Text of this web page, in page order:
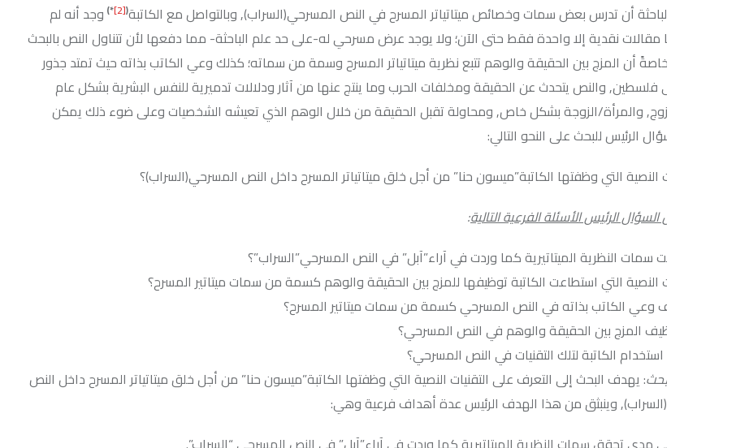
الباحثة أن تدرس بعض سمات وخصائص ميتاتياتر المسرح في النص المسرحي(السراب), وبالتواصل مع الكاتبة(
[2]
*
)وجد أنه لم
مقالات نقدية إلا واحدة فقط حتى الآن؛ ولا يوجد عرض مسرحي له-على حد علم الباحثة- مما دفعها لأن تتناول النص بالبحث
أن المزج بين الحقيقة والوهم تتبع نظرية ميتاتياتر المسرح وسمة من سماته؛ كذلك وعي الكاتب بذاته حيث تمتد جذور
فلسطين, والنص يتحدث عن الحقيقة ومخلفات الحرب وما ينتج عنها من آثار ودلالات تدميرية للنفس البشرية بشكل عام
والمرأة/الزوجة بشكل خاص, ومحاولة تقبل الحقيقة من خلال الوهم الذي تعيشه الشخصيات وعلى ضوء ذلك يمكن
الرئيس للبحث على النحو التالي:
النصية التي وظفتها الكاتبة”ميسون حنا” من أجل خلق ميتاتياتر المسرح داخل النص المسرحي(السراب)؟
الرئيس الأسئلة الفرعية التالية:
النظرية الميتاتيرية كما وردت في آراء”آبل” في النص المسرحي”السراب”؟
النصية التي استطاعت الكاتبة توظيفها للمزج بين الحقيقة والوهم كسمة من سمات ميتاتير المسرح؟
الكاتب بذاته في النص المسرحي كسمة من سمات ميتاتير المسرح؟
المزج بين الحقيقة والوهم في النص المسرحي؟
الكاتبة لتلك التقنيات في النص المسرحي؟
: يهدف البحث إلى التعرف على التقنيات النصية التي وظفتها الكاتبة”ميسون حنا” من أجل خلق ميتاتياتر المسرح داخل النص
وينبثق من هذا الهدف الرئيس عدة أهداف فرعية وهي: